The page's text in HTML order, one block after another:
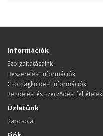
Információk
Szolgáltatásaink
Beszerelési információk
Csomagküldési információk
Rendelési és szerződési feltételek
Üzletünk
Kapcsolat